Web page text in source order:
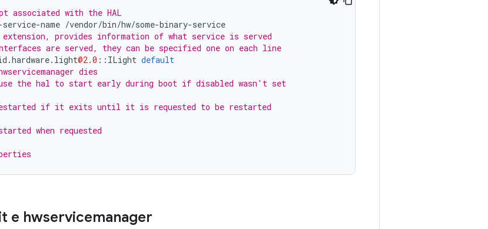
associated with the HAL
service-name /vendor/bin/hw/some-binary-service
provides information of what service is served
are served, they can be specified one on each line
.hardware. light@2.0 :: ILight default
dies
the hal to start early during boot if disabled wasn't set
if it exits until it is requested to be restarted
when requested
e hwservicemanager